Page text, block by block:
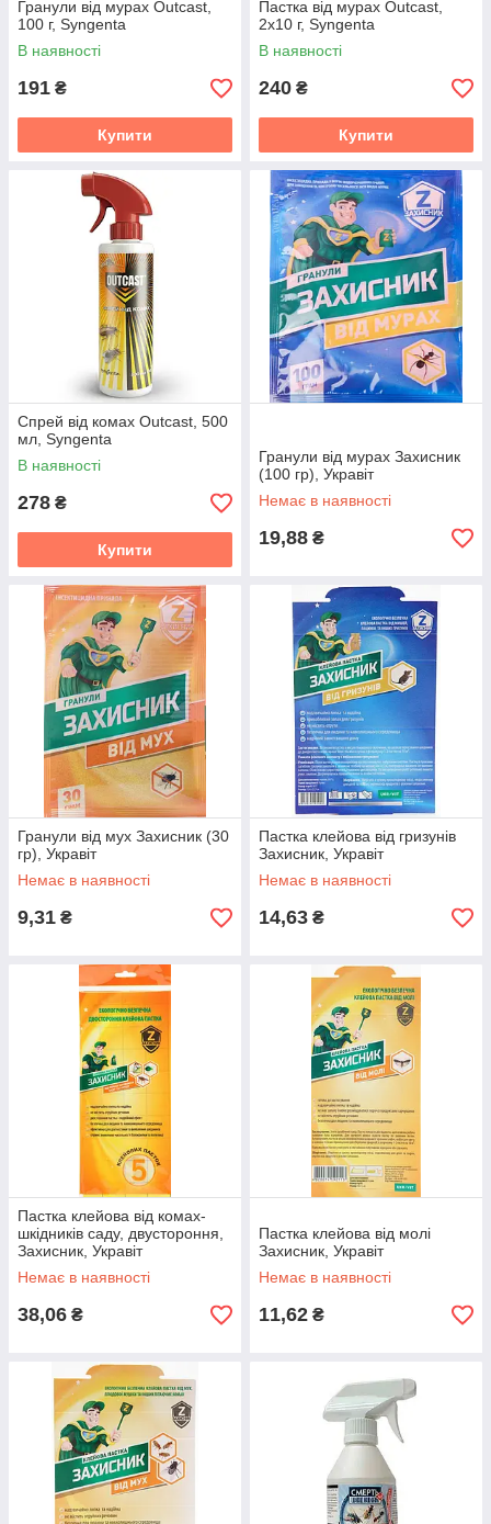
Гранули від мурах Outcast,
100 г, Syngenta
В наявності
191 ₴
Купити
Пастка від мурах Outcast,
2х10 г, Syngenta
В наявності
240 ₴
Купити
Спрей від комах Outcast, 500
мл, Syngenta
В наявності
278 ₴
Купити
Гранули від мурах Захисник
(100 гр), Укравіт
Немає в наявності
19,88 ₴
Гранули від мух Захисник (30
гр), Укравіт
Немає в наявності
9,31 ₴
Пастка клейова від гризунів
Захисник, Укравіт
Немає в наявності
14,63 ₴
Пастка клейова від комах-
шкідників саду, двустороння,
Захисник, Укравіт
Немає в наявності
38,06 ₴
Пастка клейова від молі
Захисник, Укравіт
Немає в наявності
11,62 ₴